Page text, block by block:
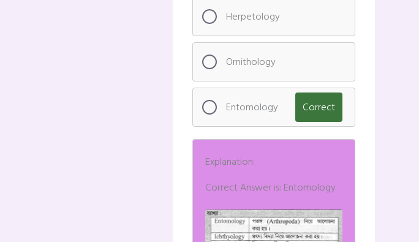
Herpetology
Ornithology
Entomology Correct
Explanation:
Correct Answer is: Entomology